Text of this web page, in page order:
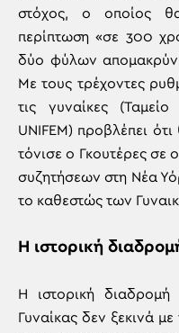
στόχος, ο οποίος θα
περίπτωση «σε 300
δύο φύλων
Με τους τρέχοντες
τις γυναίκες
UNIFEM) προβλέπει
τόνισε ο Γκουτέρες σε
συζητήσεων στη Νέα
το καθεστώς των
Η ιστορική
Η ιστορική
Γυναίκας δεν ξεκινά